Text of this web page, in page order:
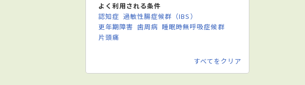
よく利用される条件
認知症 過敏性腸症候群（IBS）
更年期障害 歯周病 睡眠時無呼吸症候群
片頭痛
すべてをクリア